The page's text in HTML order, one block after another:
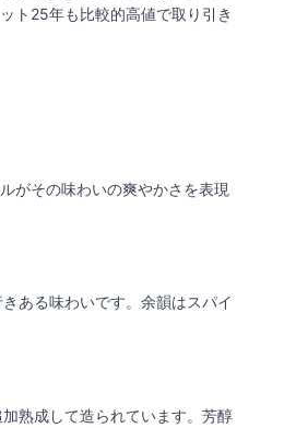
ト25年も比較的高値で取り引き
がその味わいの爽やかさを表現
ある味わいです。余韻はスパイ
熟成して造られています。芳醇